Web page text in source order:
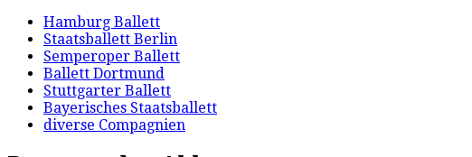
Hamburg Ballett
Staatsballett Berlin
Semperoper Ballett
Ballett Dortmund
Stuttgarter Ballett
Bayerisches Staatsballett
diverse Compagnien